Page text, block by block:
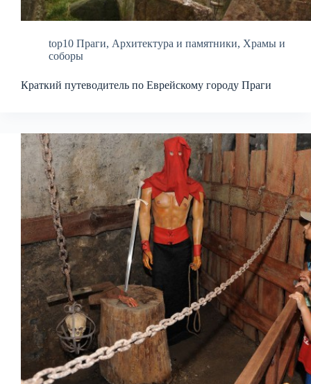
top10 Праги, Архитектура и памятники, Храмы и
соборы
Краткий путеводитель по Еврейскому городу Праги